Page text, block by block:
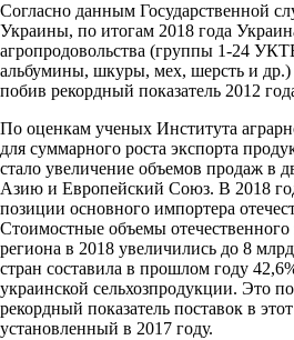
Согласно данным Государственной
Украины, по итогам 2018 года
агропродовольства (группы 1-24
альбумины, шкуры, мех, шерсть и
побив рекордный показатель 2012
По оценкам ученых Института
для суммарного роста экспорта
стало увеличение объемов продаж в
Азию и Европейский Союз. В 2018
позиции основного импортера
Стоимостные объемы отечественного
региона в 2018 увеличились до 8
стран составила в прошлом году
украинской сельхозпродукции. Это
рекордный показатель поставок в
установленный в 2017 году.